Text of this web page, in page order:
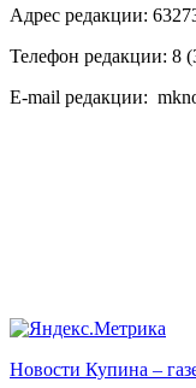
Адрес редакции:
Телефон редакции: 8
E-mail редакции:
Новости Купина –